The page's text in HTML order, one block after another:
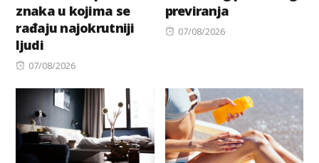
znaka u kojima se
rađaju najokrutniji
ljudi
Posted
07/08/2026
previranja
Posted
07/08/2026